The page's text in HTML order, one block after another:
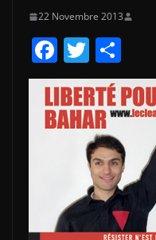
22 Novembre 2013
F
a
c
e
o
k
T
w
itt
er
o
n
di
vi
di